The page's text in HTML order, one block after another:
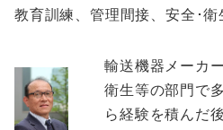
教育訓練、管理間接、安全･衛
輸送機器メーカ
衛生等の部門で
ら経験を積んだ